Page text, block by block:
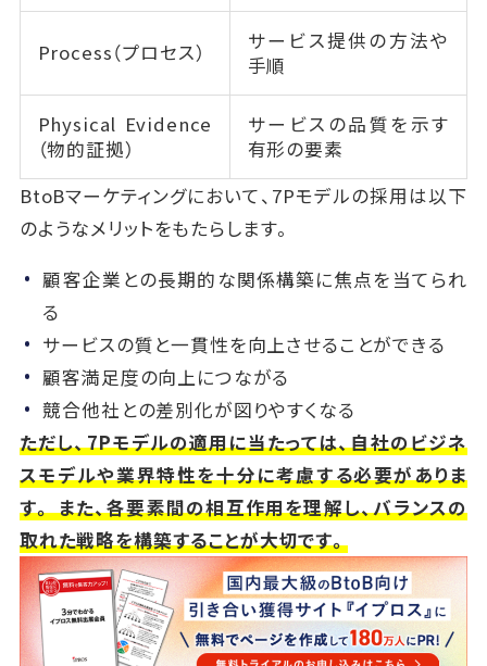
Process（プロセス）
サービス提供の方法や
手順
Physical Evidence
（物的証拠）
サービスの品質を示す
有形の要素
BtoBマーケティングにおいて、7Pモデルの採用は以下
のようなメリットをもたらします。
顧客企業との長期的な関係構築に焦点を当てられ
る
サービスの質と一貫性を向上させることができる
顧客満足度の向上につながる
競合他社との差別化が図りやすくなる
ただし、7Pモデルの適用に当たっては、自社のビジネ
スモデルや業界特性を十分に考慮する必要がありま
す。 また、各要素間の相互作用を理解し、バランスの
取れた戦略を構築することが大切です。